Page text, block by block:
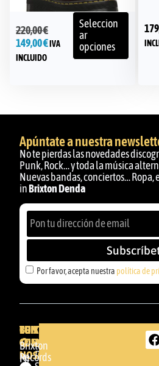
220,00€
149,00€ IVA
INCLUIDO
Seleccion
ar
opciones
Apúntate a nuestra
No te pierdas las novedades
Punk, Rock… y toda la música
Nuevas bandas, conciertos… Ropa,
inBrixton Denda
Por favor, acepta nuestra política de
BRIXTON
DENDA -
BRIXTON
Brixton
Records
TU
CUENTA
Mi
CONTACTA
CON
NOSOTROS